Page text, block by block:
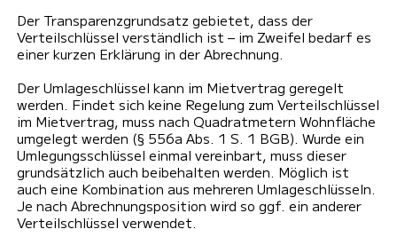
Der Transparenzgrundsatz gebietet, dass der
Verteilschlüssel verständlich ist – im Zweifel bedarf es
einer kurzen Erklärung in der Abrechnung.
Der Umlageschlüssel kann im Mietvertrag geregelt
werden. Findet sich keine Regelung zum Verteilschlüssel
im Mietvertrag, muss nach Quadratmetern Wohnfläche
umgelegt werden (§ 556a Abs. 1 S. 1 BGB). Wurde ein
Umlegungsschlüssel einmal vereinbart, muss dieser
grundsätzlich auch beibehalten werden. Möglich ist
auch eine Kombination aus mehreren Umlageschlüsseln.
Je nach Abrechnungsposition wird so ggf. ein anderer
Verteilschlüssel verwendet.